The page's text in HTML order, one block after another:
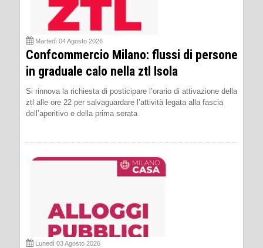
Martedì 04 Agosto 2026
Confcommercio Milano: flussi di persone
in graduale calo nella ztl Isola
Si rinnova la richiesta di posticipare l’orario di attivazione della
ztl alle ore 22 per salvaguardare l’attività legata alla fascia
dell’aperitivo e della prima serata
Lunedì 03 Agosto 2026